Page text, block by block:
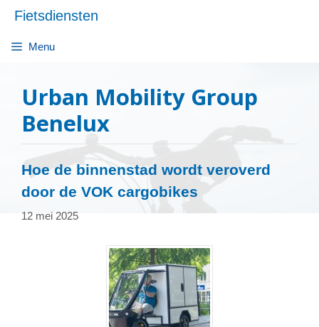
naar
inhoud
Fietsdiensten
Menu
Urban Mobility Group
Benelux
Hoe de binnenstad wordt veroverd
door de VOK cargobikes
12 mei 2025